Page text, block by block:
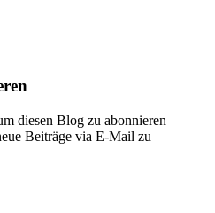
diesen Blog zu abonnieren
Beiträge via E-Mail zu